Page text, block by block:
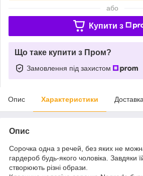
або
Купити з
Що таке купити з Пром?
Замовлення під захистом
Опис Характеристики Доставка
Опис
Сорочка одна з речей, без яких не
гардероб будь-якого чоловіка. Завдяки
створюють різні образи.